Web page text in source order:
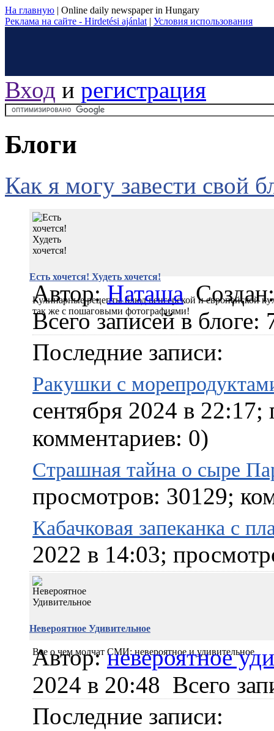
На главную | Online daily newspaper in Hungary
Реклама на сайте - Hirdetési ajánlat | Условия использования
Вход и регистрация
Блоги
Как я могу завести свой
Есть хочется! Худеть хочется!
Кулинарные рецепты блюд венгерской и европейской
так же с пошаговыми фотографиями!
Автор:Наташа
Всего записей в блоге:
Последние записи:
Ракушки с
сентября 2024 в
комментариев: 0)
Страшная тайна о сыре
просмотров: 30129;
Кабачковая запеканка с
2022 в 14:03;
Невероятное Удивительное
Все о чем молчат СМИ: невероятное и удивительное
Автор:невероятное
2024 в 20:48 Всего
Последние записи: